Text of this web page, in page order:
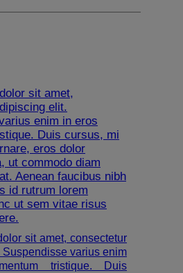
sit amet,
elit.
enim in eros
Duis cursus, mi
eros dolor
ut commodo diam
Aenean faucibus nibh
id rutrum lorem
ut sem vitae risus
sit amet, consectetur
varius enim
tristique. Duis